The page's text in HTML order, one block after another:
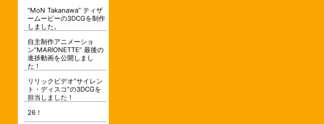
“MoN Takanawa” ティザ
ームービーの3DCGを制作
しました。
自主制作アニメーショ
ン”MARIONETTE” 最後の
進捗動画を公開しまし
た！
リリックビデオ”サイレン
ト・ディスコ”の3DCGを
担当しました！
26！